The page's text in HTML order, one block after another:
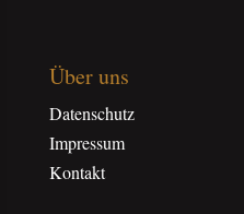
Über uns
Datenschutz
Impressum
Kontakt